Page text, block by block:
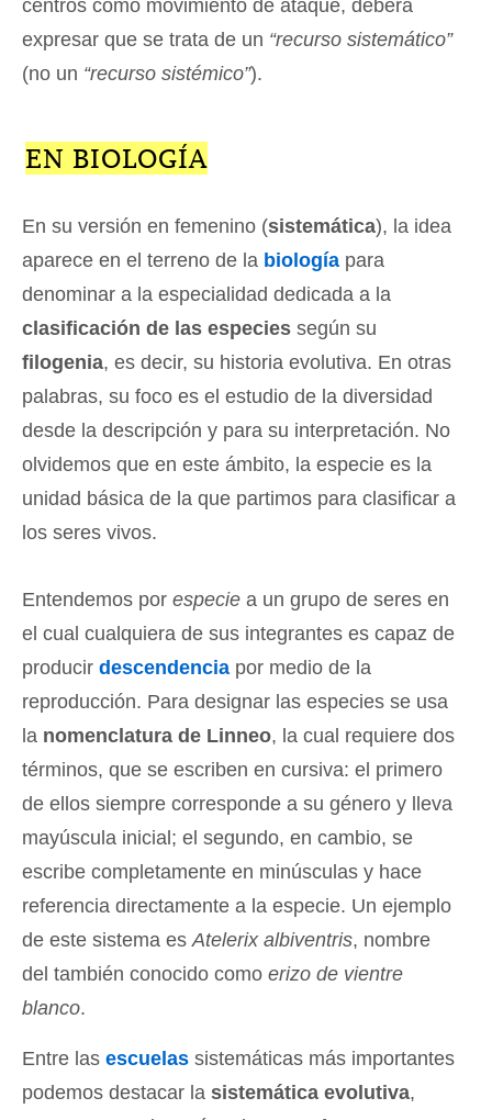
centros como movimiento de ataque, deberá
expresar que se trata de un “recurso sistemático”
(no un “recurso sistémico”).
EN BIOLOGÍA
En su versión en femenino (sistemática), la idea
aparece en el terreno de la biología para
denominar a la especialidad dedicada a la
clasificación de las especies según su
filogenia, es decir, su historia evolutiva. En otras
palabras, su foco es el estudio de la diversidad
desde la descripción y para su interpretación. No
olvidemos que en este ámbito, la especie es la
unidad básica de la que partimos para clasificar a
los seres vivos.
Entendemos por especie a un grupo de seres en
el cual cualquiera de sus integrantes es capaz de
producir descendencia por medio de la
reproducción. Para designar las especies se usa
la nomenclatura de Linneo, la cual requiere dos
términos, que se escriben en cursiva: el primero
de ellos siempre corresponde a su género y lleva
mayúscula inicial; el segundo, en cambio, se
escribe completamente en minúsculas y hace
referencia directamente a la especie. Un ejemplo
de este sistema es Atelerix albiventris, nombre
del también conocido como erizo de vientre
blanco.
Entre las escuelas sistemáticas más importantes
podemos destacar la sistemática evolutiva,